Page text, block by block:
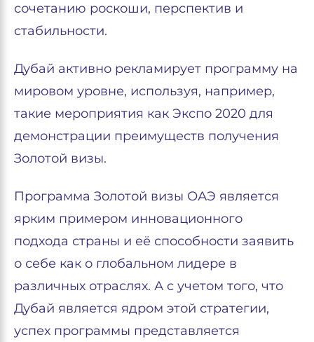
сочетанию роскоши, перспектив и
стабильности.
Дубай активно рекламирует программу на
мировом уровне, используя, например,
такие мероприятия как Экспо 2020 для
демонстрации преимуществ получения
Золотой визы.
Программа Золотой визы ОАЭ является
ярким примером инновационного
подхода страны и её способности заявить
о себе как о глобальном лидере в
различных отраслях. А с учетом того, что
Дубай является ядром этой стратегии,
успех программы представляется